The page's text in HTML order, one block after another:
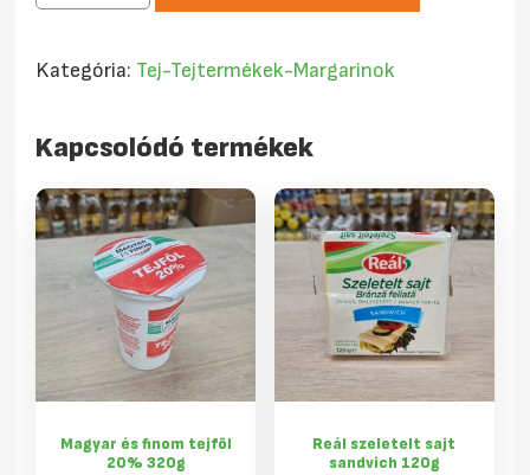
450ml
Kategória: Tej-Tejtermékek-Margarinok
Kapcsolódó termékek
Magyar és finom tejföl
20% 320g
Reál szeletelt sajt
sandvich 120g